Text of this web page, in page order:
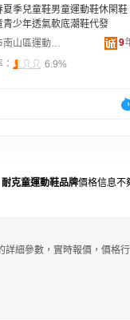
夏季兒童鞋男童運動鞋休閑鞋
青少年透氣軟底潮鞋代發
深圳市南山區運動潮流鞋服商行
9
6.9%
耐克童運動鞋品牌價格信息不
詳細參數，實時報價，價格